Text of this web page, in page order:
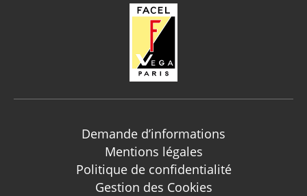
Demande d’informations
Mentions légales
Politique de confidentialité
Gestion des Cookies